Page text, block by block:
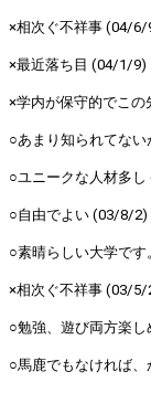
×相次ぐ不祥事 (04/6/
×最近落ち目 (04/1/9)
×学内が保守的でこ
○あまり知られてな
○ユニークな人材多
○自由でよい (03/8/2)
○素晴らしい大学で
×相次ぐ不祥事 (03/5/
○勉強、遊び両方楽
○馬鹿でもなければ